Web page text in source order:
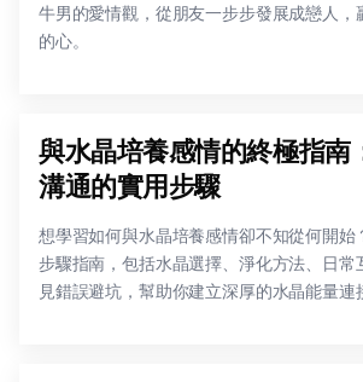
牛男的愛情觀，從朋友一步步發展成戀人，
的心。
與水晶培養感情的終極指南
溝通的實用步驟
想學習如何與水晶培養感情卻不知從何開始
步驟指南，包括水晶選擇、淨化方法、日常
見錯誤避坑，幫助你建立深厚的水晶能量連